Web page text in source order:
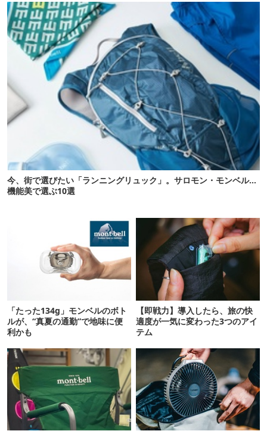
今、街で選びたい「ランニングリュック」。サロモン・モンベル…
機能美で選ぶ10選
「たった134g」モンベルのボト
ルが、“真夏の通勤”で地味に便
利かも
【即戦力】導入したら、旅の快
適度が一気に変わった3つのアイ
テム